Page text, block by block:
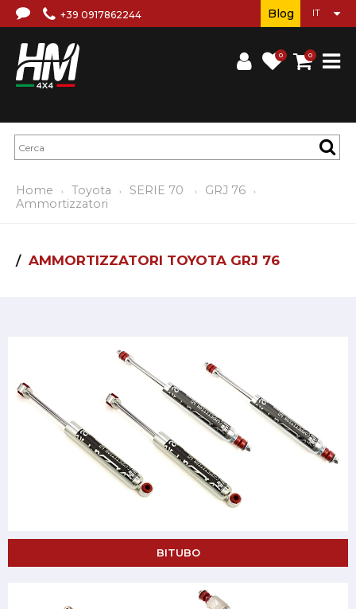
+39 0917862244
0 0
Blog
Home Toyota SERIE 70
GRJ 76
Ammortizzatori
AMMORTIZZATORI TOYOTA GRJ 76
BITUBO